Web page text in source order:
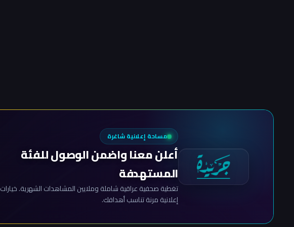
مساحة إعلانية شاغرة
أعلن معنا واضمن الوصول للفئة
المستهدفة
تغطية صحفية عراقية شاملة وملايين المشاهدات الشهرية. خيارات
إعلانية مرنة تناسب أهدافك.